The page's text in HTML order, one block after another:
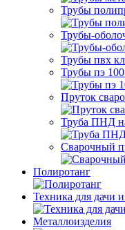
Трубы
Трубы-
Трубы пвх
Трубы пэ
Пруток
Труба ПНД
Сварочный
Полиротанг
Техника для дачи
Металлоизделия